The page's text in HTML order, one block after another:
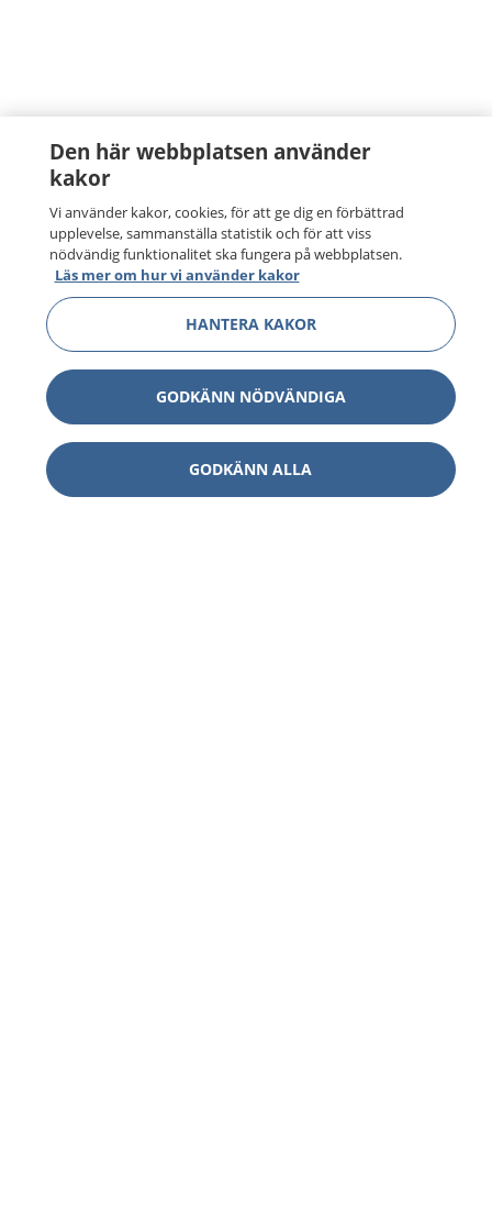
Den här webbplatsen använder
kakor
Vi använder kakor, cookies, för att ge dig en förbättrad
upplevelse, sammanställa statistik och för att viss
nödvändig funktionalitet ska fungera på webbplatsen.
Läs mer om hur vi använder kakor
HANTERA KAKOR
GODKÄNN NÖDVÄNDIGA
GODKÄNN ALLA